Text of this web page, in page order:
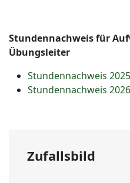
Stundennachweis für
Übungsleiter
Stundennachweis 2025
Stundennachweis 2026
Zufallsbild